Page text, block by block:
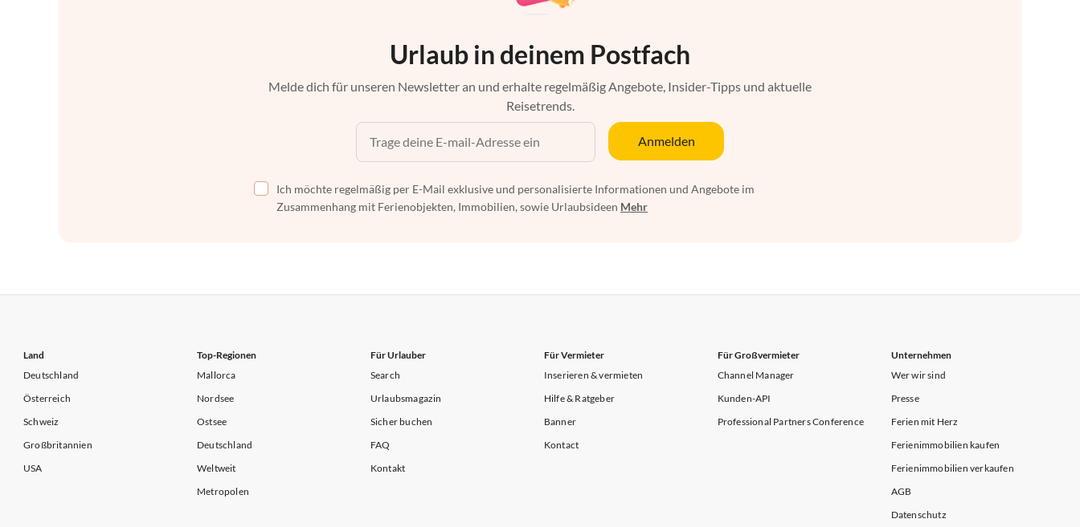
Urlaub in deinem Postfach
Melde dich für unseren Newsletter an und erhalte regelmäßig Angebote, Insider-Tipps und aktuelle
Reisetrends.
Anmelden
Ich möchte regelmäßig per E-Mail exklusive und personalisierte Informationen und Angebote im
Zusammenhang mit Ferienobjekten, Immobilien, sowie Urlaubsideen Mehr
Land
Deutschland
Österreich
Schweiz
Großbritannien
USA
Top-Regionen
Mallorca
Nordsee
Ostsee
Deutschland
Weltweit
Metropolen
Für Urlauber
Search
Urlaubsmagazin
Sicher buchen
FAQ
Kontakt
Für Vermieter
Inserieren & vermieten
Hilfe & Ratgeber
Banner
Kontact
Für Großvermieter
Channel Manager
Kunden-API
Professional Partners Conference
Unternehmen
Wer wir sind
Presse
Ferien mit Herz
Ferienimmobilien kaufen
Ferienimmobilien verkaufen
AGB
Datenschutz